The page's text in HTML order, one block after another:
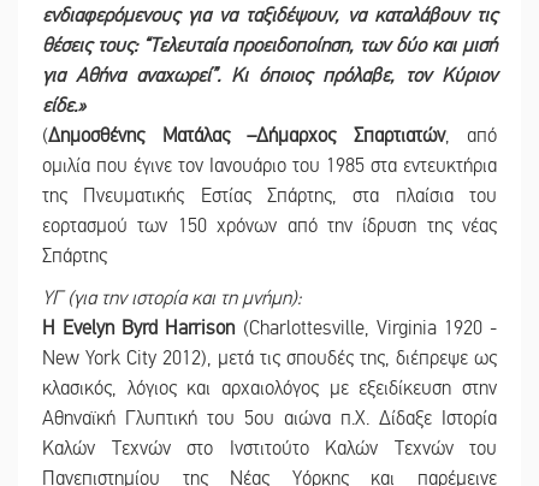
ενδιαφερόμενους για να ταξιδέψουν, να καταλάβουν τις
θέσεις τους: “Τελευταία προειδοποίηση, των δύο και μισή
για Αθήνα αναχωρεί”. Κι όποιος πρόλαβε, τον Κύριον
είδε.»
(Δημοσθένης Ματάλας –Δήμαρχος Σπαρτιατών, από
ομιλία που έγινε τον Ιανουάριο του 1985 στα εντευκτήρια
της Πνευματικής Εστίας Σπάρτης, στα πλαίσια του
εορτασμού των 150 χρόνων από την ίδρυση της νέας
Σπάρτης
ΥΓ (για την ιστορία και τη μνήμη):
Η Evelyn Byrd Harrison (Charlottesville, Virginia 1920 -
New York City 2012), μετά τις σπουδές της, διέπρεψε ως
κλασικός, λόγιος και αρχαιολόγος με εξειδίκευση στην
Αθηναϊκή Γλυπτική του 5ου αιώνα π.Χ. Δίδαξε Ιστορία
Καλών Τεχνών στο Ινστιτούτο Καλών Τεχνών του
Πανεπιστημίου της Νέας Υόρκης και παρέμεινε